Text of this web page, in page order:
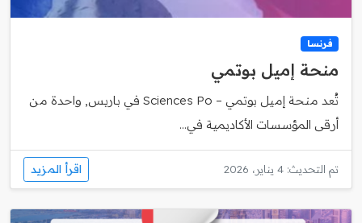
فرنسا
منحة إميل بوتمي
تُعد منحة إميل بوتمي – Sciences Po في باريس, واحدة من
أرقى المؤسسات الأكاديمية في...
تم التحديث: 4 يناير، 2026 اقرأ المزيد